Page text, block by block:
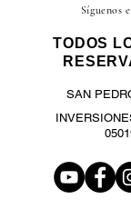
Síguenos
TODOS
SAN